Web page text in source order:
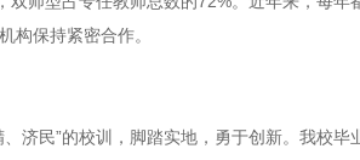
构保持紧密合作。
济民”的校训，脚踏实地，勇于创新。我校